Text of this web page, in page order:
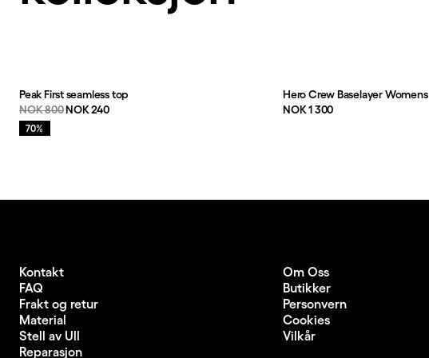
Peak First seamless top
Originalpris:
NOK 800Salgspris:
NOK 240
Salg
70%
Hero Crew Baselayer Womens
Pris:
NOK 1 300
Kontakt
FAQ
Frakt og retur
Material
Stell av Ull
Reparasjon
Om Oss
Butikker
Personvern
Cookies
Vilkår